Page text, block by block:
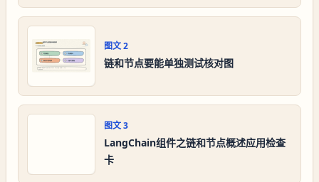
图文2
链和节点要能单独测试核对图
图文3
LangChain组件之链和节点概述应用检查
卡